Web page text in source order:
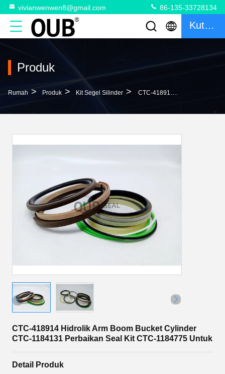
vivianwenwen8@gmail.com 86-135-33728134
Kutipan
Produk
Rumah > Produk > Kit Segel Silinder > CTC-418914 Hidrolik Arm Boom Bucket Cylinder CTC-1184131 Perbaikan Seal Kit CTC-1184775 Untuk
CTC-418914 Hidrolik Arm Boom Bucket Cylinder
CTC-1184131 Perbaikan Seal Kit CTC-1184775 Untuk
Detail Produk